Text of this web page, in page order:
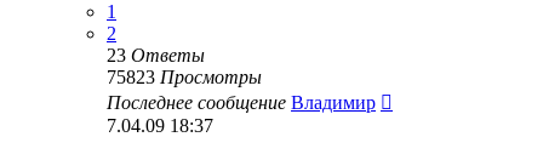
1
2
23 Ответы
75823 Просмотры
Последнее сообщение Владимир
7.04.09 18:37